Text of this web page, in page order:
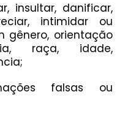
insultar, danificar,
intimidar ou
gênero, orientação
raça, idade,
falsas ou